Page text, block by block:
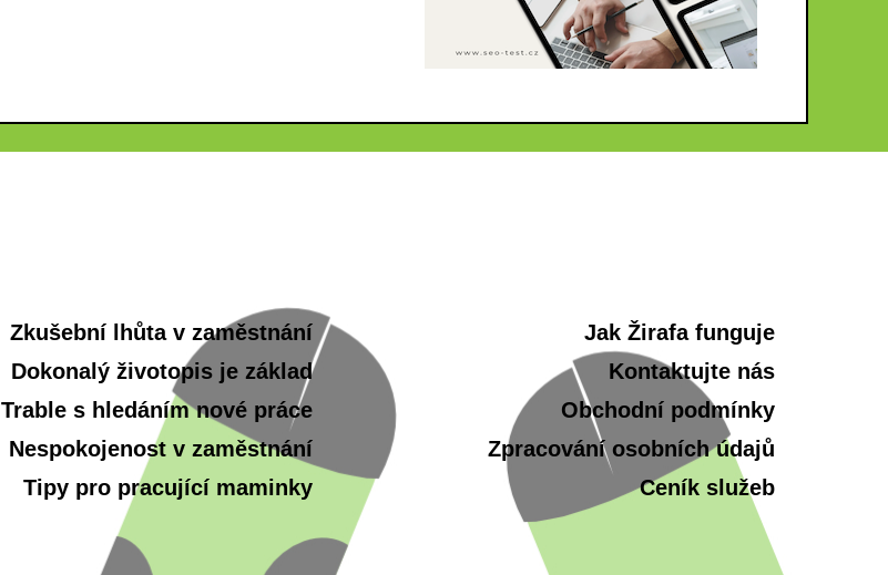
Zkušební lhůta v zaměstnání
Dokonalý životopis je základ
Trable s hledáním nové práce
Nespokojenost v zaměstnání
Tipy pro pracující maminky
Jak Žirafa funguje
Kontaktujte nás
Obchodní podmínky
Zpracování osobních údajů
Ceník služeb